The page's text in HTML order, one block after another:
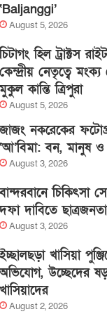
‘Baljanggi’
August 5, 2026
চিটাগং হিল ট্রাক্টস
কেন্দ্রীয় নেতৃত্বে
মুকুল কান্তি ত্রিপুরা
August 5, 2026
জাজং নকরেকের
‘আ’বিমা: বন, মানুষ ও
August 3, 2026
বান্দরবানে চিকিৎসা
দফা দাবিতে
August 3, 2026
ইচ্ছালছড়া খাসিয়া
অভিযোগ, উচ্ছেদের
খাসিয়াদের
August 2, 2026